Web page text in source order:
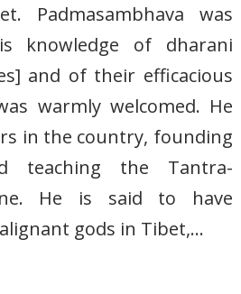
Padmasambhava was
knowledge of dharani
and of their efficacious
warmly welcomed. He
in the country, founding
teaching the Tantra-
He is said to have
gods in Tibet,…